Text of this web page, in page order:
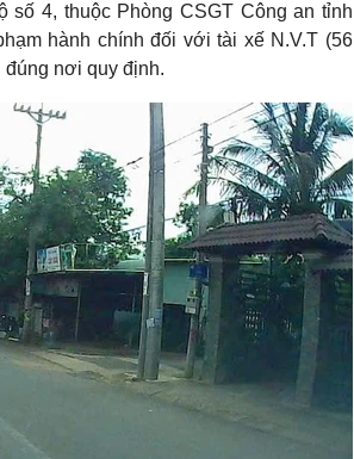
4, thuộc Phòng CSGT Công an tỉnh
hành chính đối với tài xế N.V.T (56
nơi quy định.